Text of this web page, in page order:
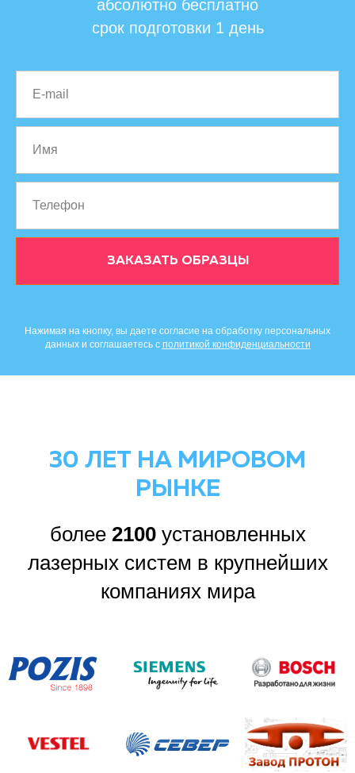
абсолютно бесплатно
срок подготовки 1 день
ЗАКАЗАТЬ ОБРАЗЦЫ
Нажимая на кнопку, вы даете согласие на обработку персональных
данных и соглашаетесь c политикой конфиденциальности
30 ЛЕТ НА МИРОВОМ
РЫНКЕ
более 2100установленных
лазерных систем в крупнейших
компаниях мира